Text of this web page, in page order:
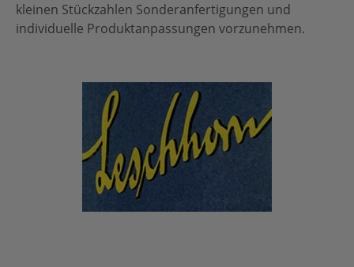
kleinen Stückzahlen Sonderanfertigungen und
individuelle Produktanpassungen vorzunehmen.